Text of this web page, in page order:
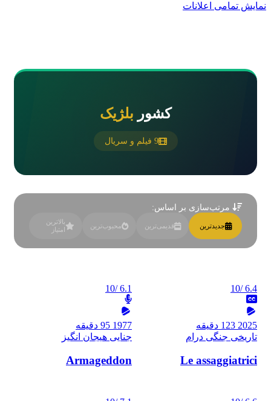
نمایش تمامی اعلانات
کشور بلژیک
9 فیلم و سریال
مرتب‌سازی بر اساس:
جدیدترین قدیمی‌ترین محبوب‌ترین
بالاترین
امتیاز
6.4
/10
2025 123 دقیقه
تاریخی جنگی درام
Le assaggiatrici
6.1
/10
1977 95 دقیقه
جنایی هیجان انگیز
Armageddon